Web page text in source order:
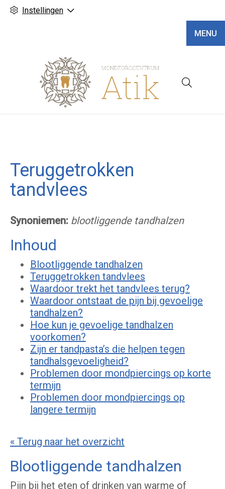
Instellingen
MENU
Teruggetrokken
tandvlees
Synoniemen: blootliggende tandhalzen
Inhoud
Blootliggende tandhalzen
Teruggetrokken tandvlees
Waardoor trekt het tandvlees terug?
Waardoor ontstaat de pijn bij gevoelige
tandhalzen?
Hoe kun je gevoelige tandhalzen
voorkomen?
Zijn er tandpasta’s die helpen tegen
tandhalsgevoeligheid?
Problemen door mondpiercings op korte
termijn
Problemen door mondpiercings op
langere termijn
« Terug naar het overzicht
Blootliggende tandhalzen
Pijn bij het eten of drinken van warme of